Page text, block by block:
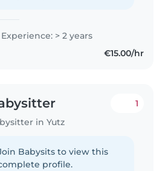
Experience: > 2 years
€15.00/hr
in Yutz
1
Babysits to view this
profile.